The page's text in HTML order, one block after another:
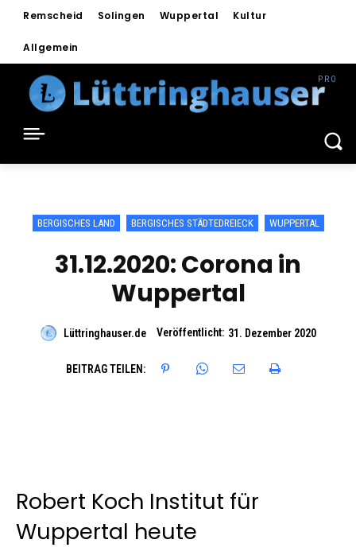
Remscheid Solingen Wuppertal Kultur
Allgemein
BERGISCHES LAND BERGISCHES STÄDTEDREIECK WUPPERTAL
31.12.2020: Corona in
Wuppertal
Lüttringhauser.de Veröffentlicht: 31. Dezember 2020
BEITRAG TEILEN:
Robert Koch Institut für
Wuppertal heute